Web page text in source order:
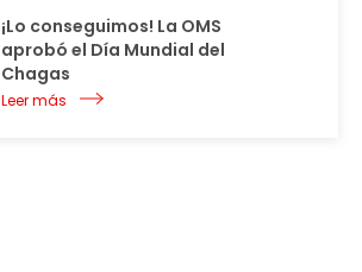
¡Lo conseguimos! La OMS
aprobó el Día Mundial del
Chagas
Leer más